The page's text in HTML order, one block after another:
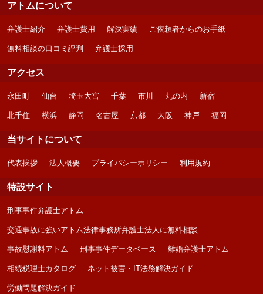
アトムについて
弁護士紹介 弁護士費用 解決実績 ご依頼者からのお手紙
無料相談の口コミ評判 弁護士採用
アクセス
永田町 仙台 埼玉大宮 千葉 市川 丸の内 新宿
北千住 横浜 静岡 名古屋 京都 大阪 神戸 福岡
当サイトについて
代表挨拶 法人概要 プライバシーポリシー 利用規約
特設サイト
刑事事件弁護士アトム
交通事故に強いアトム法律事務所弁護士法人に無料相談
事故慰謝料アトム 刑事事件データベース 離婚弁護士アトム
相続税理士カタログ ネット被害・IT法務解決ガイド
労働問題解決ガイド